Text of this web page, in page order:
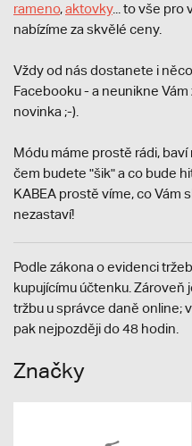
rameno,aktovky... to vše pro
nabízíme za skvělé ceny.
Vždy od nás dostanete i
Facebooku - a neunikne
novinka ;-).
Módu máme prostě rádi,
čem budete "šik" a co bude
KABEA prostě víme, co Vám
nezastaví!
Podle zákona o evidenci
kupujícímu účtenku.
tržbu u správce daně online;
pak nejpozději do 48 hodin.
Značky